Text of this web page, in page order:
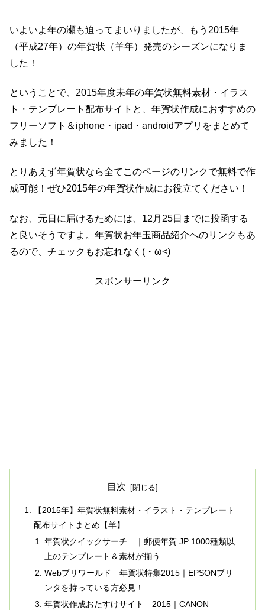
いよいよ年の瀬も迫ってまいりましたが、もう2015年
（平成27年）の年賀状（羊年）発売のシーズンになりま
した！
ということで、2015年度未年の年賀状無料素材・イラス
ト・テンプレート配布サイトと、年賀状作成におすすめの
フリーソフト＆iphone・ipad・androidアプリをまとめて
みました！
とりあえず年賀状なら全てこのページのリンクで無料で作
成可能！ぜひ2015年の年賀状作成にお役立てください！
なお、元日に届けるためには、12月25日までに投函する
と良いそうですよ。年賀状お年玉商品紹介へのリンクもあ
るので、チェックもお忘れなく(・ω<)
スポンサーリンク
目次
【2015年】年賀状無料素材・イラスト・テンプレート
配布サイトまとめ【羊】
年賀状クイックサーチ ｜郵便年賀.JP 1000種類以
上のテンプレート＆素材が揃う
Webプリワールド 年賀状特集2015｜EPSONプリ
ンタを持っている方必見！
年賀状作成おたすけサイト 2015｜CANON